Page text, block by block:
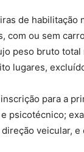
de habilitação
com ou sem
peso bruto total
lugares,
para a
psicotécnico;
veicular, e